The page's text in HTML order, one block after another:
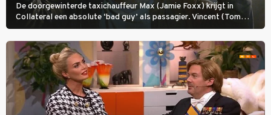
De doorgewinterde taxichauffeur Max (Jamie Foxx) krijgt in
Collateral een absolute ‘bad guy’ als passagier. Vincent (Tom
Cruise) heeft hem nodig om hem de stad door te loodsen om een
wel heel lugubere reden.